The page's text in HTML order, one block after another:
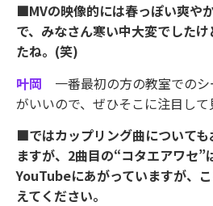
■MVの映像的には春っぽい爽や
で、みなさん寒い中大変でした
たね。(笑)
叶岡 一番最初の方の教室でのシ
がいいので、ぜひそこに注目し
■ではカップリング曲について
ますが、2曲目の“コタエアワセ”
YouTubeにあがっていますが、
えてください。